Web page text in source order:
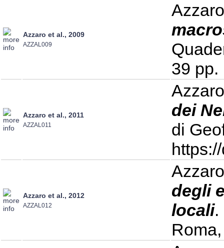
Azzaro et al., 2009
AZZAL009
39 pp.
Azzaro et al., 2011
AZZAL011
dei
di
Azzaro et al., 2012
AZZAL012
degli
locali.